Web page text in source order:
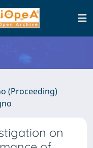
(Proceeding)
on